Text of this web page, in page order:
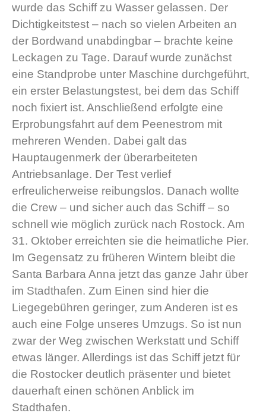
wurde das Schiff zu Wasser gelassen. Der
Dichtigkeitstest – nach so vielen Arbeiten an
der Bordwand unabdingbar – brachte keine
Leckagen zu Tage. Darauf wurde zunächst
eine Standprobe unter Maschine durchgeführt,
ein erster Belastungstest, bei dem das Schiff
noch fixiert ist. Anschließend erfolgte eine
Erprobungsfahrt auf dem Peenestrom mit
mehreren Wenden. Dabei galt das
Hauptaugenmerk der überarbeiteten
Antriebsanlage. Der Test verlief
erfreulicherweise reibungslos. Danach wollte
die Crew – und sicher auch das Schiff – so
schnell wie möglich zurück nach Rostock. Am
31. Oktober erreichten sie die heimatliche Pier.
Im Gegensatz zu früheren Wintern bleibt die
Santa Barbara Anna jetzt das ganze Jahr über
im Stadthafen. Zum Einen sind hier die
Liegegebühren geringer, zum Anderen ist es
auch eine Folge unseres Umzugs. So ist nun
zwar der Weg zwischen Werkstatt und Schiff
etwas länger. Allerdings ist das Schiff jetzt für
die Rostocker deutlich präsenter und bietet
dauerhaft einen schönen Anblick im
Stadthafen.